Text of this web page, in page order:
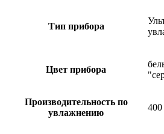
Тип прибора
Цвет прибора
Производительность по
увлажнению